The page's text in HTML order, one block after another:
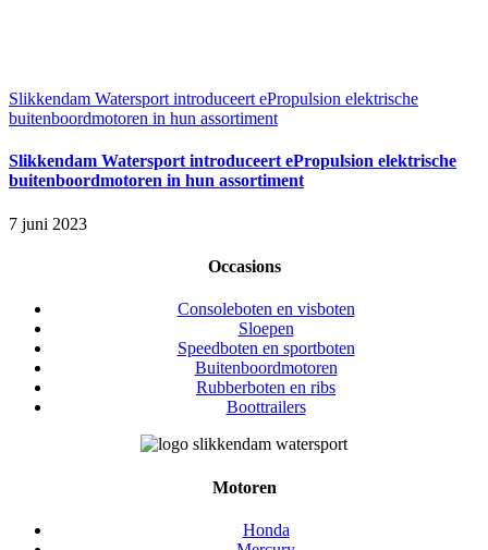
Slikkendam Watersport introduceert ePropulsion elektrische
buitenboordmotoren in hun assortiment
Slikkendam Watersport introduceert ePropulsion elektrische
buitenboordmotoren in hun assortiment
7 juni 2023
Occasions
Consoleboten en visboten
Sloepen
Speedboten en sportboten
Buitenboordmotoren
Rubberboten en ribs
Boottrailers
Motoren
Honda